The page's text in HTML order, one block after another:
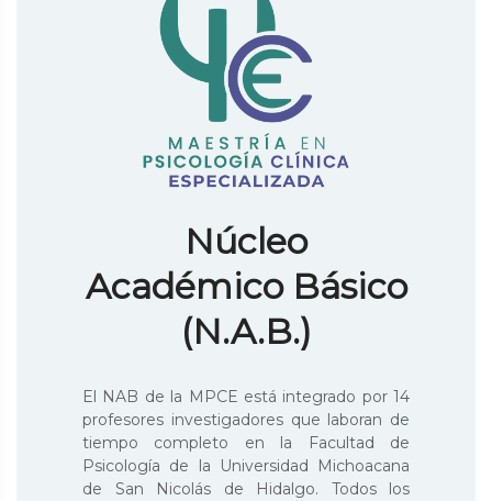
Núcleo
Académico Básico
(N.A.B.)
El NAB de la MPCE está integrado por 14
profesores investigadores que laboran de
tiempo completo en la Facultad de
Psicología de la Universidad Michoacana
de San Nicolás de Hidalgo. Todos los